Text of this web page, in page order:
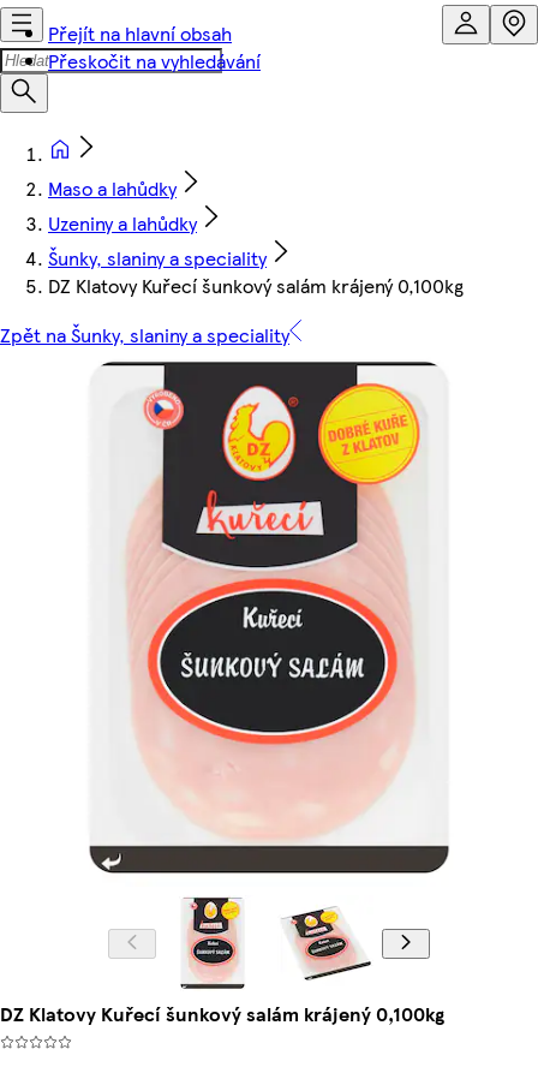
Přejít na hlavní obsah
Přeskočit na vyhledávání
Maso a lahůdky
Uzeniny a lahůdky
Šunky, slaniny a speciality
DZ Klatovy Kuřecí šunkový salám krájený 0,100kg
Zpět na Šunky, slaniny a speciality
DZ Klatovy Kuřecí šunkový salám krájený 0,100kg